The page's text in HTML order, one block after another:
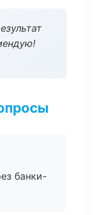
банки-